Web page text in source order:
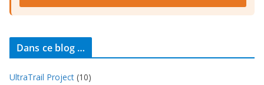
Dans ce blog …
UltraTrail Project (10)